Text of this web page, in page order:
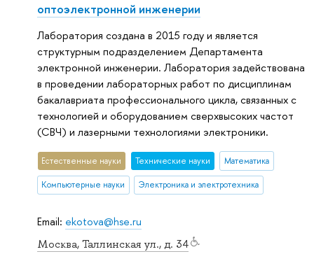
Email: ekotova@hse.ru
Москва, Таллинская ул., д. 34
оптоэлектронной инженерии
Лаборатория создана в 2015 году и является
структурным подразделением Департамента
электронной инженерии. Лаборатория задействована
в проведении лабораторных работ по дисциплинам
бакалавриата профессионального цикла, связанных с
технологией и оборудованием сверхвысоких частот
(СВЧ) и лазерными технологиями электроники.
Естественные науки Тех­ничес­кие науки Математика
Компьютерные науки Электроника и электротехника